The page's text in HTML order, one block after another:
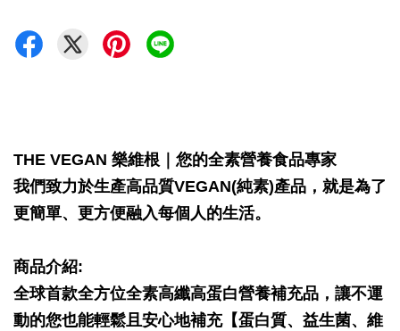
THE VEGAN 樂維根｜您的全素營養食品專家
我們致力於生產高品質VEGAN(純素)產品，就是為了
更簡單、更方便融入每個人的生活。
商品介紹:
全球首款全方位全素高纖高蛋白營養補充品，讓不運
動的您也能輕鬆且安心地補充【蛋白質、益生菌、維